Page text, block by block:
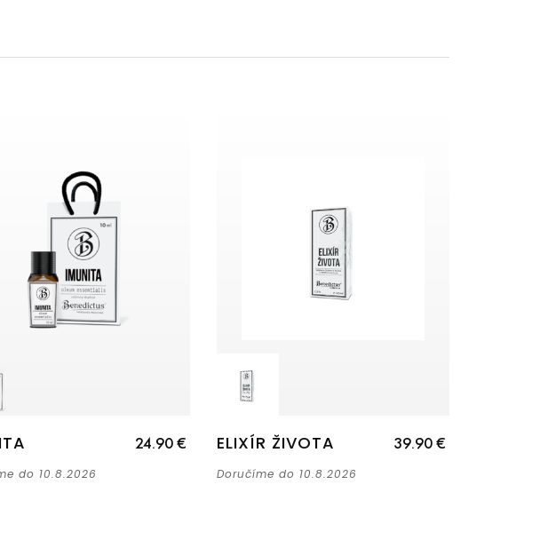
24.90 €
do 10.8.2026
ELIXÍR ŽIVOTA 39.90 €
Doručíme do 10.8.2026